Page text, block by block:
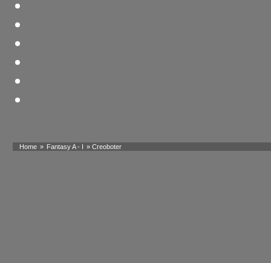
Home » Fantasy A - I » Creoboter